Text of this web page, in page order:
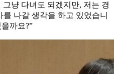
냥 다녀도 되겠지만, 저는 경
나갈 생각을 하고 있었습니
까요?”